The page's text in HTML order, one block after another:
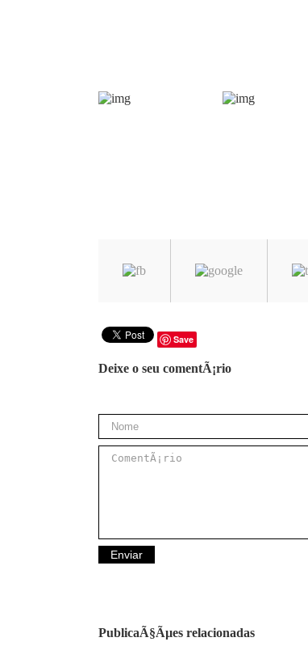
Save
Deixe o seu comentÃ¡rio
PublicaÃ§Ãµes relacionadas